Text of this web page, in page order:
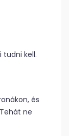
tudni kell.
és
ne